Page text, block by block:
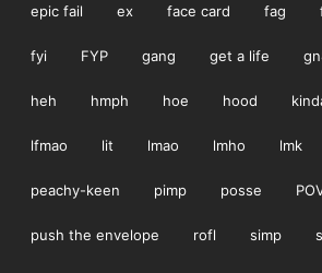
epic fail ex face card fag
fyi FYP gang get a life
heh hmph hoe hood
lfmao lit lmao lmho lmk
peachy-keen pimp posse
push the envelope rofl simp